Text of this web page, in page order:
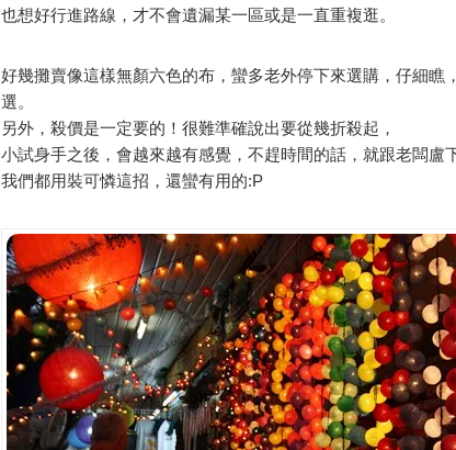
也想好行進路線，才不會遺漏某一區或是一直重複逛。
好幾攤賣像這樣無顏六色的布，蠻多老外停下來選購，仔細瞧
選。
另外，殺價是一定要的！很難準確說出要從幾折殺起，
小試身手之後，會越來越有感覺，不趕時間的話，就跟老闆盧
我們都用裝可憐這招，還蠻有用的:P